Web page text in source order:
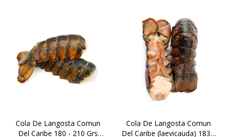
Cola De Langosta Comun
Del Caribe 180 - 210 Grs
Cola De Langosta Comun
Del Caribe (laevicauda) 183 -